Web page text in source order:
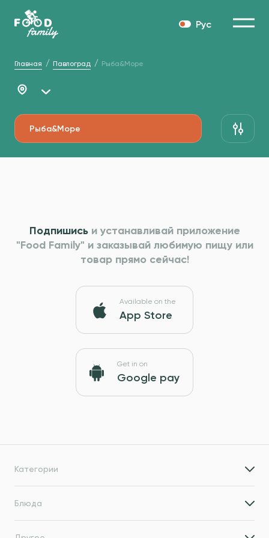
Рус
Главная Павлоград Рыба&Море
Рыба&Море
Подпишисьи устанавливай приложение
"Food Family" и заказывай любимую пищу или
товар прямо сейчас!
Available on the
App Store
Get in on
Google pay
Категории
Блюда